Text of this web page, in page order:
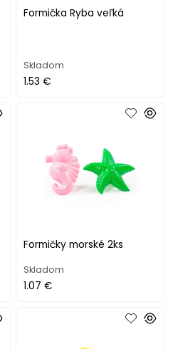
Formička Ryba veľká
Skladom
1.53 €
Formičky morské 2ks
Skladom
1.07 €